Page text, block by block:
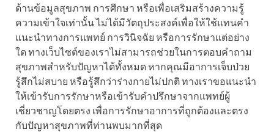
ด้านข้อมูลสุขภาพ การศึกษา หรือเพื่อเสริมสร้างความรู้
ความเข้าใจเท่านั้น ไม่ได้มีวัตถุประสงค์เพื่อให้ใช้แทนคำ
แนะนำทางการแพทย์ การวินิจฉัย หรือการรักษาแต่อย่าง
ใด ทางเว็บไซต์ของเราไม่สามารถช่วยในการตอบคำถาม
สุขภาพสำหรับปัญหาได้ทั้งหมด หากคุณมีอาการเจ็บป่วย
รู้สึกไม่สบาย หรือรู้สึกว่าร่างกายไม่ปกติ ทางเราขอแนะนำ
ให้เข้ารับการรักษาหรือเข้ารับคำปรึกษาจากแพทย์ผู้
เชี่ยวชาญโดยตรง เพื่อการรักษาอาการที่ถูกต้องและตรง
กับปัญหาสุขภาพที่ท่านพบมากที่สุด